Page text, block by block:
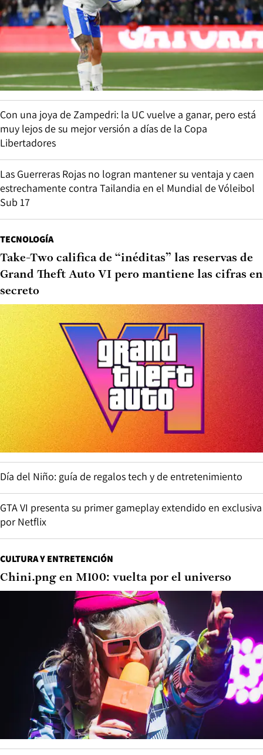
Con una joya de Zampedri: la UC vuelve a ganar, pero está
muy lejos de su mejor versión a días de la Copa
Libertadores
Las Guerreras Rojas no logran mantener su ventaja y caen
estrechamente contra Tailandia en el Mundial de Vóleibol
Sub 17
TECNOLOGÍA
Take-Two califica de “inéditas” las reservas de
Grand Theft Auto VI pero mantiene las cifras en
secreto
Día del Niño: guía de regalos tech y de entretenimiento
GTA VI presenta su primer gameplay extendido en exclusiva
por Netflix
CULTURA Y ENTRETENCIÓN
Chini.png en M100: vuelta por el universo